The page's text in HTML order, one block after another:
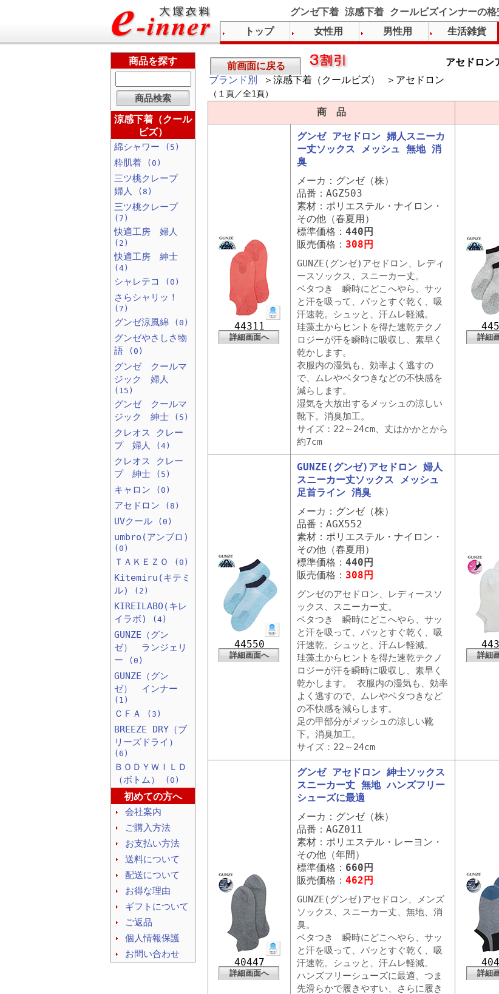
グンゼ下着 涼感下着 クールビズインナーの格
前画面に戻る
アセドロン
ブランド別 ＞涼感下着（クールビズ） ＞アセドロン
（１頁／全1頁）
商 品
44311
詳細画面へ
グンゼ アセドロン 婦人スニーカ
ー丈ソックス メッシュ 無地 消
臭
メーカ：グンゼ（株）
品番：AGZ503
素材：ポリエステル・ナイロン・
その他（春夏用）
標準価格： 440円
販売価格： 308円
GUNZE(グンゼ)アセドロン、レディ
ースソックス、スニーカー丈。
ベタつき 瞬時にどこへやら、サッ
と汗を吸って、パッとすぐ乾く、吸
汗速乾。シュッと、汗ムレ軽減。
珪藻土からヒントを得た速乾テクノ
ロジーが汗を瞬時に吸収し、素早く
乾かします。
衣服内の湿気も、効率よく逃すの
で、ムレやベタつきなどの不快感を
減らします。
湿気を大放出するメッシュの涼しい
靴下。消臭加工。
サイズ：22～24cm、丈はかかとから
約7cm
詳細
44550
詳細画面へ
GUNZE(グンゼ)アセドロン 婦人
スニーカー丈ソックス メッシュ
足首ライン 消臭
メーカ：グンゼ（株）
品番：AGX552
素材：ポリエステル・ナイロン・
その他（春夏用）
標準価格： 440円
販売価格： 308円
グンゼのアセドロン、レディースソ
ックス、スニーカー丈。
ベタつき 瞬時にどこへやら、サッ
と汗を吸って、パッとすぐ乾く、吸
汗速乾。シュッと、汗ムレ軽減。
珪藻土からヒントを得た速乾テクノ
ロジーが汗を瞬時に吸収し、素早く
乾かします。 衣服内の湿気も、効率
よく逃すので、ムレやベタつきなど
の不快感を減らします。
足の甲部分がメッシュの涼しい靴
下。消臭加工。
サイズ：22～24cm
詳細
40447
詳細画面へ
グンゼ アセドロン 紳士ソックス
スニーカー丈 無地 ハンズフリー
シューズに最適
メーカ：グンゼ（株）
品番：AGZ011
素材：ポリエステル・レーヨン・
その他（年間）
標準価格： 660円
販売価格： 462円
GUNZE(グンゼ)アセドロン、メンズ
ソックス、スニーカー丈、無地、消
臭。
ベタつき 瞬時にどこへやら、サッ
と汗を吸って、パッとすぐ乾く、吸
汗速乾。シュッと、汗ムレ軽減。
ハンズフリーシューズに最適、つま
先滑らかで履きやすい、さらに履き
詳細
商品を探す
涼感下着（クール
ビズ）
綿シャワー (5)
粋肌着 (0)
三ツ桃クレープ
婦人
(8)
三ツ桃クレープ
(7)
快適工房 婦人
(2)
快適工房 紳士
(4)
シャレテコ (0)
さらシャリッ！
(7)
グンゼ涼風綿 (0)
グンゼやさしさ物
語
(0)
グンゼ クールマ
ジック 婦人
(15)
グンゼ クールマ
ジック 紳士
(5)
クレオス クレー
プ 婦人
(4)
クレオス クレー
プ 紳士
(5)
キャロン (0)
アセドロン (8)
UVクール (0)
umbro(アンブロ)
(0)
ＴＡＫＥＺＯ (0)
Kitemiru(キテミ
ル)
(2)
KIREILABO(キレ
イラボ)
(4)
GUNZE（グン
ゼ） ランジェリ
ー
(0)
GUNZE（グン
ゼ） インナー
(1)
ＣＦＡ (3)
BREEZE DRY（ブ
リーズドライ）
(6)
ＢＯＤＹＷＩＬＤ
（ボトム）
(0)
初めての方へ
会社案内
ご購入方法
お支払い方法
送料について
配送について
お得な理由
ギフトについて
ご返品
個人情報保護
お問い合わせ
トップ 女性用 男性用 生活雑貨